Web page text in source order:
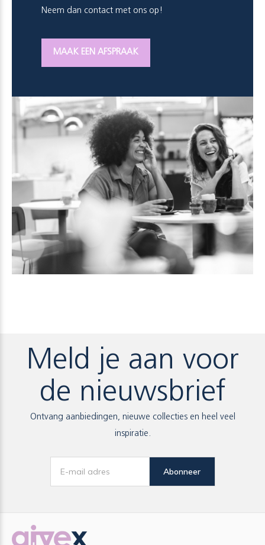
Neem dan contact met ons op!
MAAK EEN AFSPRAAK
Meld je aan voor
de nieuwsbrief
Ontvang aanbiedingen, nieuwe collecties en heel veel
inspiratie.
Abonneer